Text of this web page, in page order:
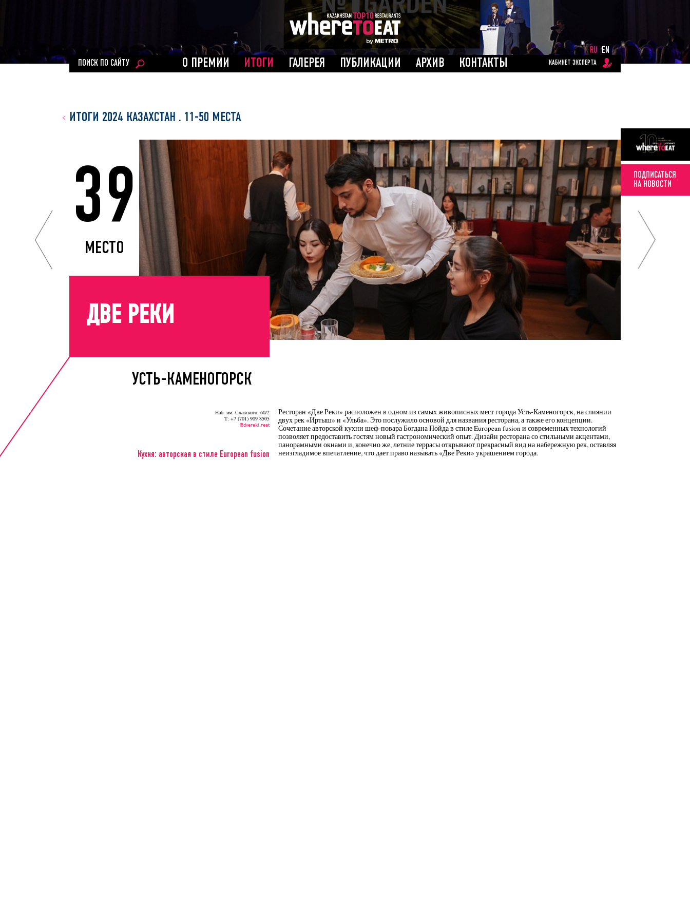
О ПРЕМИИ ИТОГИ ГАЛЕРЕЯ ПУБЛИКАЦИИ АРХИВ КОНТАКТЫ
RU EN
ПОИСК ПО САЙТУ
КАБИНЕТ ЭКСПЕРТА
ПОДПИСАТЬСЯ
НА НОВОСТИ
ИТОГИ 2024 КАЗАХСТАН . 11-50 МЕСТА
39
МЕСТО
ДВЕ РЕКИ
УСТЬ-КАМЕНОГОРСК
Наб. им. Славского, 60/2
Т: +7 (701) 909 8505
@dvereki.rest
Кухня: авторская в стиле European fusion
Ресторан «Две Реки» расположен в одном из самых живописных мест города Усть-Каменогорск, на слиянии
двух рек «Иртыш» и «Ульба». Это послужило основой для названия ресторана, а также его концепции.
Сочетание авторской кухни шеф-повара Богдана Пойда в стиле European fusion и современных технологий
позволяет предоставить гостям новый гастрономический опыт. Дизайн ресторана со стильными акцентами,
панорамными окнами и, конечно же, летние террасы открывают прекрасный вид на набережную рек, оставляя
неизгладимое впечатление, что дает право называть «Две Реки» украшением города.